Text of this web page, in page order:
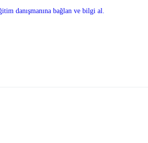
danışmanına bağlan ve bilgi al.